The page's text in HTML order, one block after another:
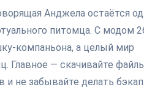
Анджела остаётся
питомца. С модом
компаньона, а целый мир
Главное — скачивайте
и не забывайте делать